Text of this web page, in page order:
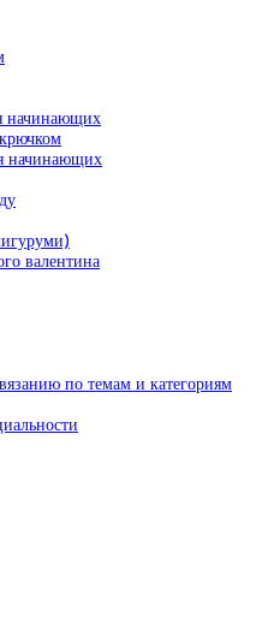
начинающих
начинающих
валентина
по темам и категориям